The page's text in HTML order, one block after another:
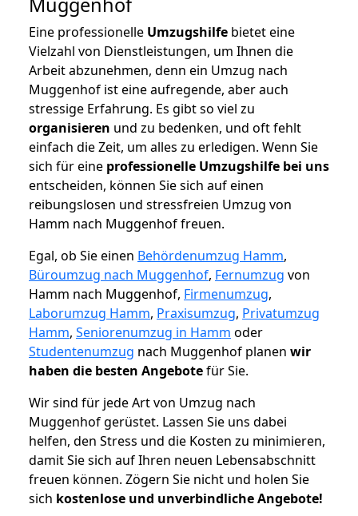
Eine professionelle Umzugshilfe bietet eine
Vielzahl von Dienstleistungen, um Ihnen die
Arbeit abzunehmen, denn ein Umzug nach
Muggenhof ist eine aufregende, aber auch
stressige Erfahrung. Es gibt so viel zu
organisieren und zu bedenken, und oft fehlt
einfach die Zeit, um alles zu erledigen. Wenn Sie
sich für eine professionelle Umzugshilfe bei uns
entscheiden, können Sie sich auf einen
reibungslosen und stressfreien Umzug von
Hamm nach Muggenhof freuen.
Egal, ob Sie einen Behördenumzug Hamm,
Büroumzug nach Muggenhof, Fernumzug von
Hamm nach Muggenhof, Firmenumzug,
Laborumzug Hamm, Praxisumzug, Privatumzug
Hamm, Seniorenumzug in Hamm oder
Studentenumzug nach Muggenhof planen wir
haben die besten Angebotefür Sie.
Wir sind für jede Art von Umzug nach
Muggenhof gerüstet. Lassen Sie uns dabei
helfen, den Stress und die Kosten zu minimieren,
damit Sie sich auf Ihren neuen Lebensabschnitt
freuen können. Zögern Sie nicht und holen Sie
sich kostenlose und unverbindliche Angebote!